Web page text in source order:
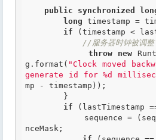
public synchronized
long timestamp =
if (timestamp <
//服务器时钟被调
throw
new
g.format( "Clock moved
generate id for %d
mp - timestamp));
if (lastTimestamp
sequence =
nceMask;